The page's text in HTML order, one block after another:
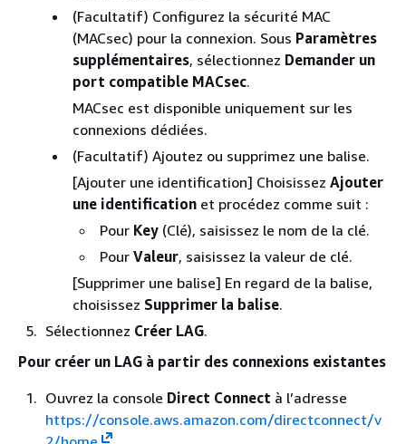
(Facultatif) Configurez la sécurité MAC
(MACsec) pour la connexion. Sous Paramètres
supplémentaires, sélectionnez Demander un
port compatible MACsec.
MACsec est disponible uniquement sur les
connexions dédiées.
(Facultatif) Ajoutez ou supprimez une balise.
[Ajouter une identification] Choisissez Ajouter
une identification et procédez comme suit :
Pour Key (Clé), saisissez le nom de la clé.
Pour Valeur, saisissez la valeur de clé.
[Supprimer une balise] En regard de la balise,
choisissez Supprimer la balise.
Sélectionnez Créer LAG.
Pour créer un LAG à partir des connexions existantes
Ouvrez la console Direct Connect à l’adresse
https://console.aws.amazon.com/directconnect/v